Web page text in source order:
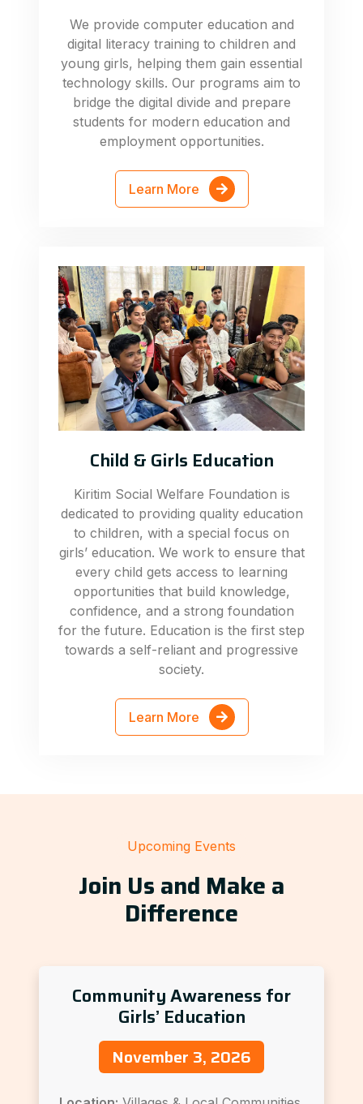
We provide computer education and
digital literacy training to children and
young girls, helping them gain essential
technology skills. Our programs aim to
bridge the digital divide and prepare
students for modern education and
employment opportunities.
Learn More
Child & Girls Education
Kiritim Social Welfare Foundation is
dedicated to providing quality education
to children, with a special focus on
girls’ education. We work to ensure that
every child gets access to learning
opportunities that build knowledge,
confidence, and a strong foundation
for the future. Education is the first step
towards a self-reliant and progressive
society.
Learn More
Upcoming Events
Join Us and Make a
Difference
Community Awareness for
Girls’ Education
November 3, 2026